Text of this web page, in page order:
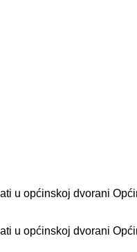
u općinskoj dvorani
u općinskoj dvorani